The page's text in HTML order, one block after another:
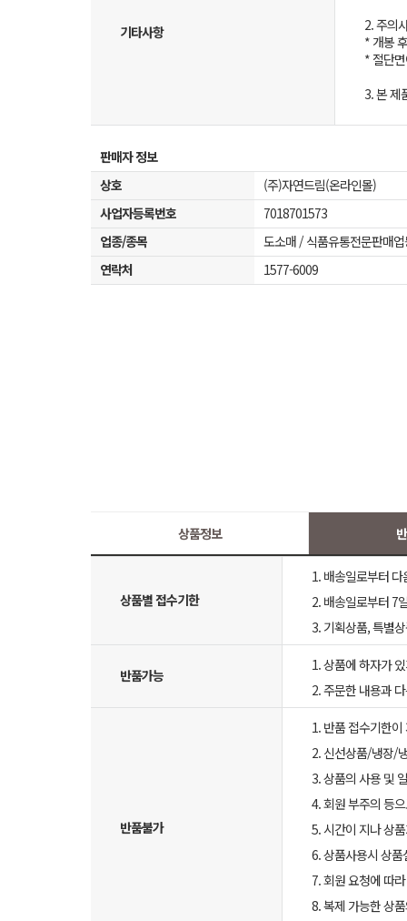
기타사항
2. 주의
* 개봉
* 절단
3. 본 제
판매자 정보
상호
(주)자연드림(온라인몰)
사업자등록번호
7018701573
업종/종목
도소매 / 식품유통전문판매
연락처
1577-6009
상품정보
상품별 접수기한
1. 배송일로부터
2. 배송일로부터 7
3. 기획상품, 특별
반품가능
1. 상품에 하자가
2. 주문한 내용과
반품불가
1. 반품 접수기한이
2. 신선상품/냉장/
3. 상품의 사용 및
4. 회원 부주의 등
5. 시간이 지나 상
6. 상품사용시 상
7. 회원 요청에 따
8. 복제 가능한 상